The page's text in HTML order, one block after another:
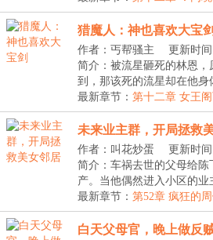
猎魔人：神也喜欢大宝剑
作者：丐帮骚主
更新时
简介：被流星砸死的林恩
到，那该死的流星却在他
直...
最新章节： 第十二章 女王
未来业主群，开局拯救
作者：叫花炒蛋
更新时间
简介：车祸去世的父母给
产。当他偶然进入小区的
条消...
最新章节： 第52章 疯狂的
白天父母官，晚上做反